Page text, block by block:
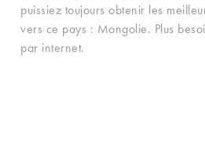
puissiez toujours obtenir les
vers ce pays : Mongolie. Plus
par internet.